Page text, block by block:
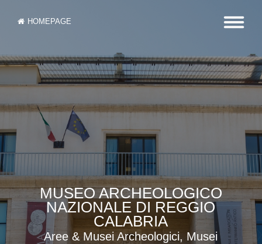
HOMEPAGE
MUSEO ARCHEOLOGICO
NAZIONALE DI REGGIO
CALABRIA
Aree & Musei Archeologici, Musei